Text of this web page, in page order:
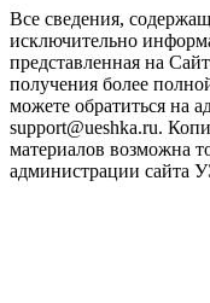
Все сведения,
исключительно
представленная на
получения более
можете обратиться на
support@ueshka.ru.
материалов возможна
администрации сайта